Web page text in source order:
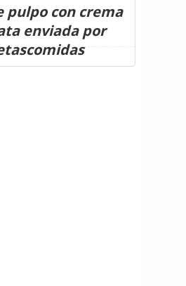
pulpo con crema
enviada por